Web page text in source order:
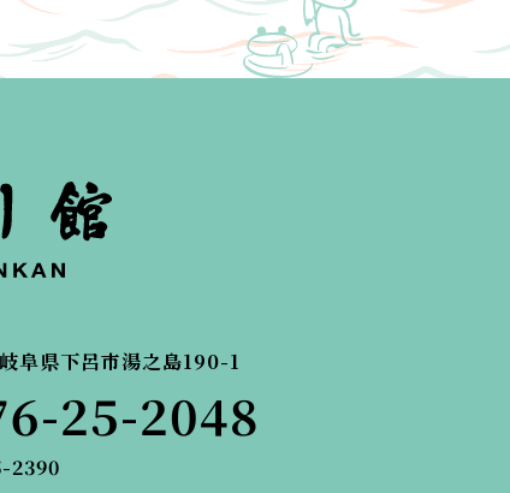
岐阜県下呂市湯之島190-1
25-2048
2390